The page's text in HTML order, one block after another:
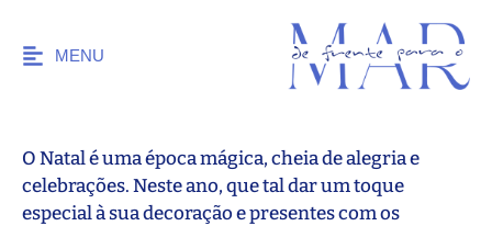
MENU
O Natal é uma época mágica, cheia de alegria e
celebrações. Neste ano, que tal dar um toque
especial à sua decoração e presentes com os